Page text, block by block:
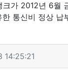
가 2012년 6월
통신비 정상